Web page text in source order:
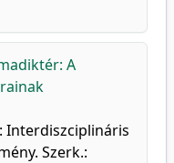
A
Interdiszciplináris
Szerk.: